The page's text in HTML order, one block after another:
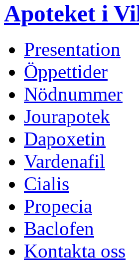
Apoteket i
Presentation
Öppettider
Nödnummer
Jourapotek
Dapoxetin
Vardenafil
Cialis
Propecia
Baclofen
Kontakta oss